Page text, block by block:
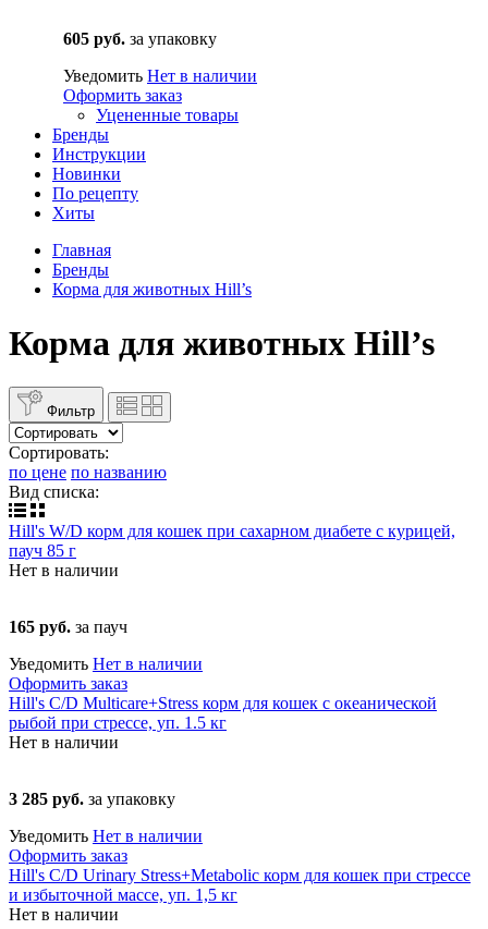
605 руб. за упаковку
Уведомить Нет в наличии
Оформить заказ
Уцененные товары
Бренды
Инструкции
Новинки
По рецепту
Хиты
Главная
Бренды
Корма для животных Hill’s
Корма для животных Hill’s
Фильтр
Сортировать:
по цене по названию
Вид списка:
Hill's W/D корм для кошек при сахарном диабете с курицей,
пауч 85 г
Нет в наличии
165 руб. за пауч
Уведомить Нет в наличии
Оформить заказ
Hill's C/D Multicare+Stress корм для кошек с океанической
рыбой при стрессе, уп. 1.5 кг
Нет в наличии
3 285 руб. за упаковку
Уведомить Нет в наличии
Оформить заказ
Hill's C/D Urinary Stress+Metabolic корм для кошек при стрессе
и избыточной массе, уп. 1,5 кг
Нет в наличии